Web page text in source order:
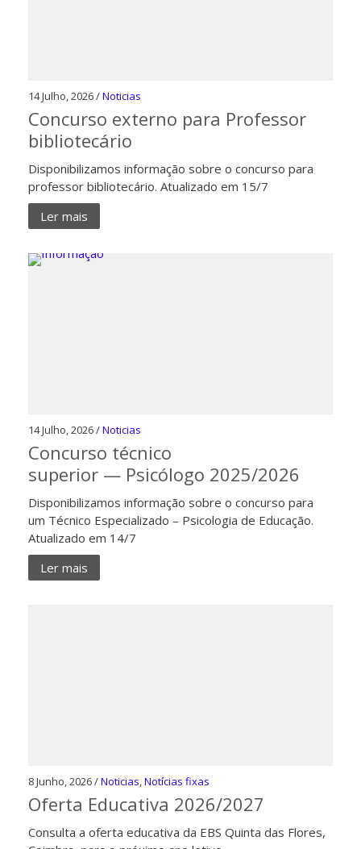
14 Julho, 2026 /Noticias
Concurso externo para Professor
bibliotecário
Disponibilizamos informação sobre o concurso para
professor bibliotecário. Atualizado em 15/7
Ler mais
14 Julho, 2026 /Noticias
Concurso técnico
superior — Psicólogo 2025/2026
Disponibilizamos informação sobre o concurso para
um Técnico Especializado – Psicologia de Educação.
Atualizado em 14/7
Ler mais
8 Junho, 2026 /Noticias Notícias fixas
Oferta Educativa 2026/2027
Consulta a oferta educativa da EBS Quinta das Flores,